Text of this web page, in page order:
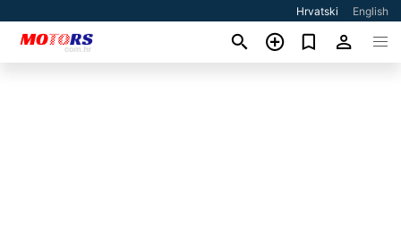
Hrvatski English